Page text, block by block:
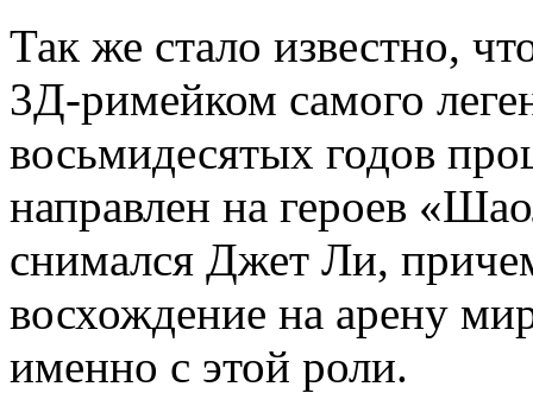
Так же стало известно,
3Д-римейком самого
восьмидесятых годов
направлен на героев
снимался Джет Ли,
восхождение на арену
именно с этой роли.